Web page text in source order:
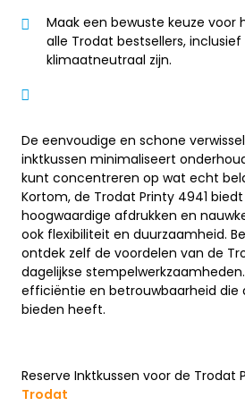
Maak een bewuste keuze voor
alle Trodat bestsellers, inclusief
klimaatneutraal zijn.
De eenvoudige en schone
inktkussen minimaliseert
kunt concentreren op wat echt
Kortom, de Trodat Printy 4941
hoogwaardige afdrukken en
ook flexibiliteit en duurzaamheid.
ontdek zelf de voordelen van de
dagelijkse
efficiëntie en betrouwbaarheid die
bieden heeft.
Reserve Inktkussen voor de Trodat
Trodat